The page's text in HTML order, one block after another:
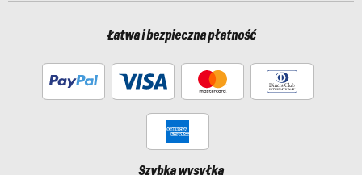
Łatwa i bezpieczna płatność
Szybka wysyłka